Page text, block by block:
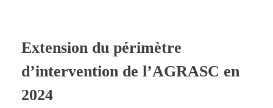
Extension du périmètre
d’intervention de l’AGRASC en
2024